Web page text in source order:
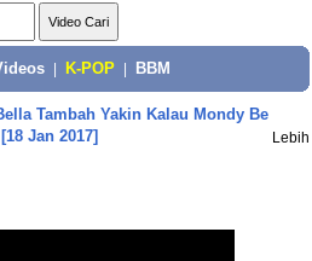
K-POP BBM
Tambah Yakin Kalau Mondy Be
Jan 2017]
Lebih